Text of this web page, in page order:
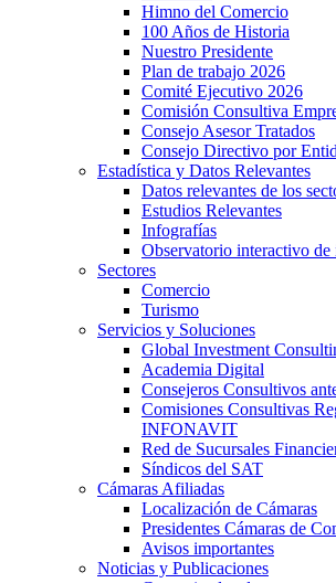
Himno del Comercio
100 Años de Historia
Nuestro Presidente
Plan de trabajo 2026
Comité Ejecutivo 2026
Comisión Consultiva
Consejo Asesor Tratados
Consejo Directivo por
Estadística y Datos Relevantes
Datos relevantes de los
Estudios Relevantes
Infografías
Observatorio interactivo
Sectores
Comercio
Turismo
Servicios y Soluciones
Global Investment
Academia Digital
Consejeros Consultivos
Comisiones Consultivas
INFONAVIT
Red de Sucursales
Síndicos del SAT
Cámaras Afiliadas
Localización de Cámaras
Presidentes Cámaras de
Avisos importantes
Noticias y Publicaciones